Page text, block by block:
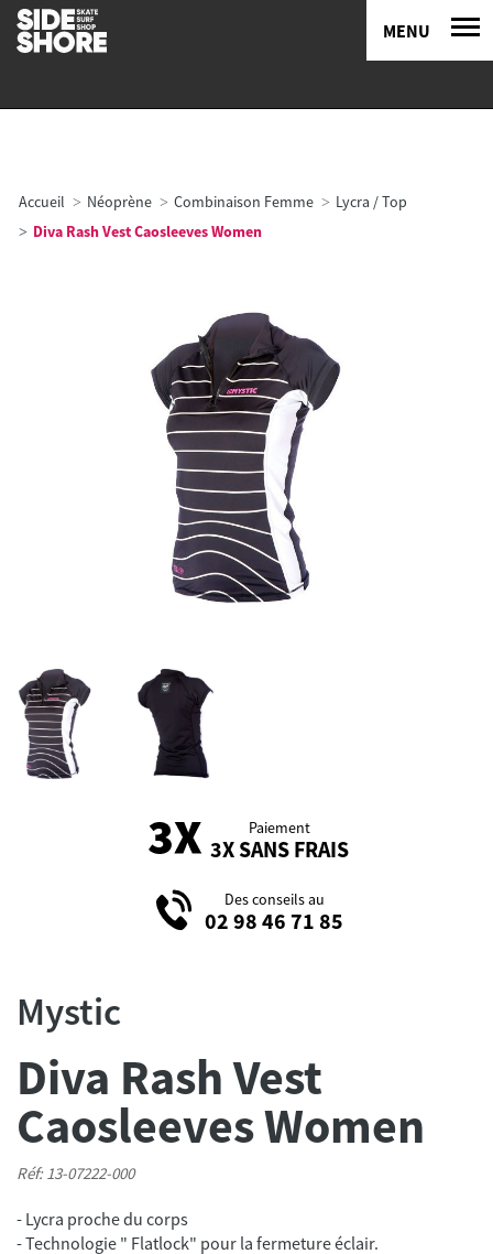
MENU
Accueil Néoprène Combinaison Femme
Lycra / Top
Diva Rash Vest Caosleeves Women
Paiement
3X SANS FRAIS
Des conseils au
02 98 46 71 85
Mystic
Diva Rash Vest
Caosleeves Women
Réf: 13-07222-000
- Lycra proche du corps
- Technologie " Flatlock" pour la fermeture éclair.